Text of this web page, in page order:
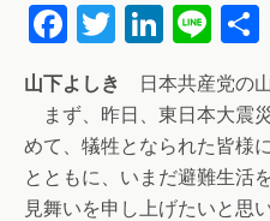
Facebook
TwitterLine
山下よしき
日本共産党の
まず、昨日、東日本大震
めて、犠牲となられた皆様
とともに、いまだ避難生活
見舞いを申し上げたいと思い